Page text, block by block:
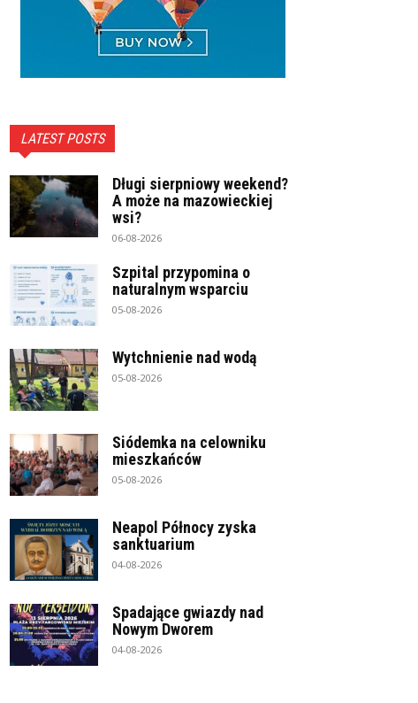
LATEST POSTS
Długi sierpniowy weekend?
A może na mazowieckiej
wsi?
06-08-2026
Szpital przypomina o
naturalnym wsparciu
05-08-2026
Wytchnienie nad wodą
05-08-2026
Siódemka na celowniku
mieszkańców
05-08-2026
Neapol Północy zyska
sanktuarium
04-08-2026
Spadające gwiazdy nad
Nowym Dworem
04-08-2026